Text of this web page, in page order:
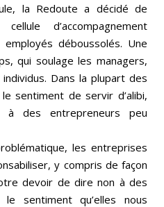
la Redoute a décidé de
d’accompagnement
déboussolés. Une
qui soulage les managers,
Dans la plupart des
sentiment de servir d’alibi,
des entrepreneurs peu
les entreprises
y compris de façon
devoir de dire non à des
sentiment qu’elles nous